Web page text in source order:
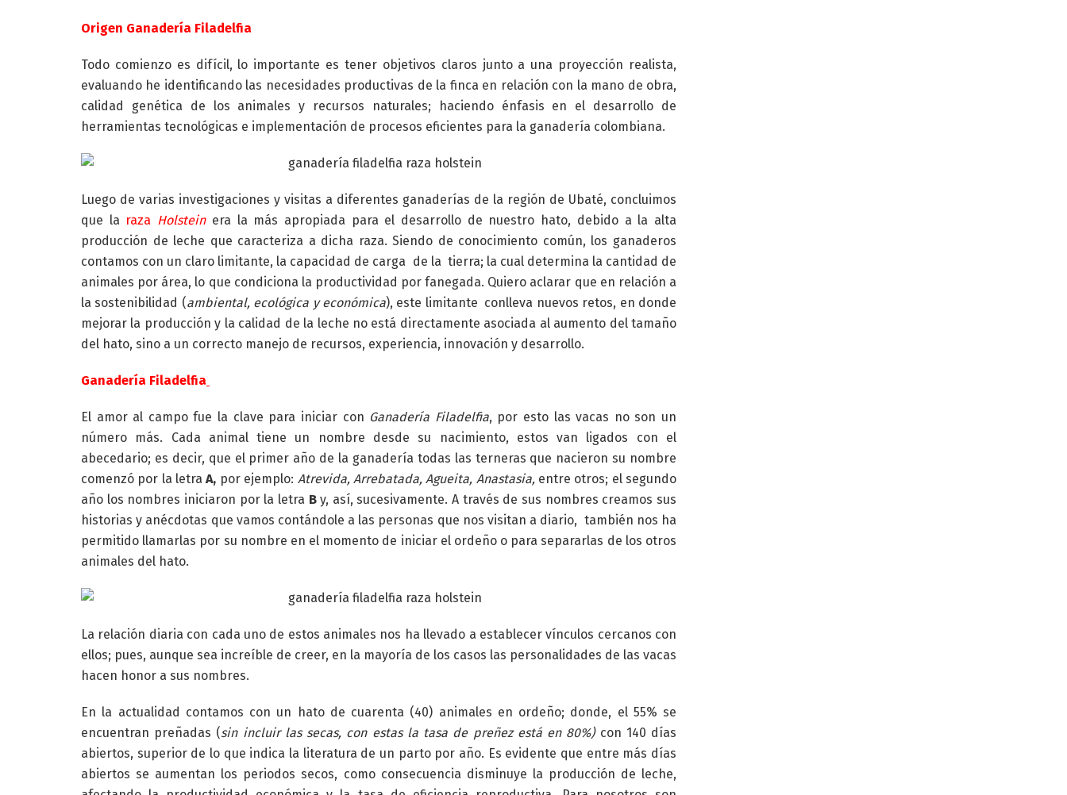
Origen Ganadería Filadelfia
Todo comienzo es difícil, lo importante es tener objetivos claros junto a una proyección realista,
evaluando he identificando las necesidades productivas de la finca en relación con la mano de obra,
calidad genética de los animales y recursos naturales; haciendo énfasis en el desarrollo de
herramientas tecnológicas e implementación de procesos eficientes para la ganadería colombiana.
Luego de varias investigaciones y visitas a diferentes ganaderías de la región de Ubaté, concluimos
que la raza Holsteinera la más apropiada para el desarrollo de nuestro hato, debido a la alta
producción de leche que caracteriza a dicha raza. Siendo de conocimiento común, los ganaderos
contamos con un claro limitante, la capacidad de carga de la tierra; la cual determina la cantidad de
animales por área, lo que condiciona la productividad por fanegada. Quiero aclarar que en relación a
la sostenibilidad (ambiental, ecológica y económica), este limitante conlleva nuevos retos, en donde
mejorar la producción y la calidad de la leche no está directamente asociada al aumento del tamaño
del hato, sino a un correcto manejo de recursos, experiencia, innovación y desarrollo.
Ganadería Filadelfia
El amor al campo fue la clave para iniciar con Ganadería Filadelfia, por esto las vacas no son un
número más. Cada animal tiene un nombre desde su nacimiento, estos van ligados con el
abecedario; es decir, que el primer año de la ganadería todas las terneras que nacieron su nombre
comenzó por la letraA, por ejemplo: Atrevida, Arrebatada, Agueita, Anastasia,entre otros; el segundo
año los nombres iniciaron por la letra By, así, sucesivamente. A través de sus nombres creamos sus
historias y anécdotas que vamos contándole a las personas que nos visitan a diario, también nos ha
permitido llamarlas por su nombre en el momento de iniciar el ordeño o para separarlas de los otros
animales del hato.
La relación diaria con cada uno de estos animales nos ha llevado a establecer vínculos cercanos con
ellos; pues, aunque sea increíble de creer, en la mayoría de los casos las personalidades de las vacas
hacen honor a sus nombres.
En la actualidad contamos con un hato de cuarenta (40) animales en ordeño; donde, el 55% se
encuentran preñadas (sin incluir las secas, con estas la tasa de preñez está en 80%)con 140 días
abiertos, superior de lo que indica la literatura de un parto por año. Es evidente que entre más días
abiertos se aumentan los periodos secos, como consecuencia disminuye la producción de leche,